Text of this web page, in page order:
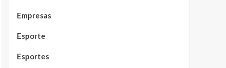
Empresas
Esporte
Esportes